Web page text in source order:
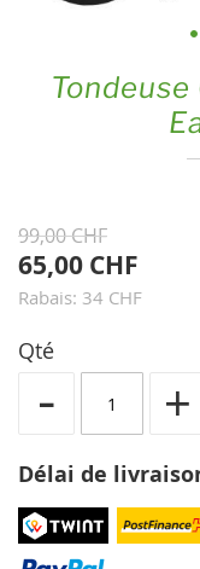
images
gallery
99,00 CHF
65,00 CHF
Rabais: 34 CHF
Qté
- +
Délai de